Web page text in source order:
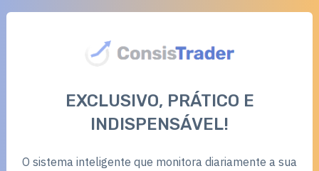
EXCLUSIVO, PRÁTICO E
INDISPENSÁVEL!
O sistema inteligente que monitora diariamente a sua